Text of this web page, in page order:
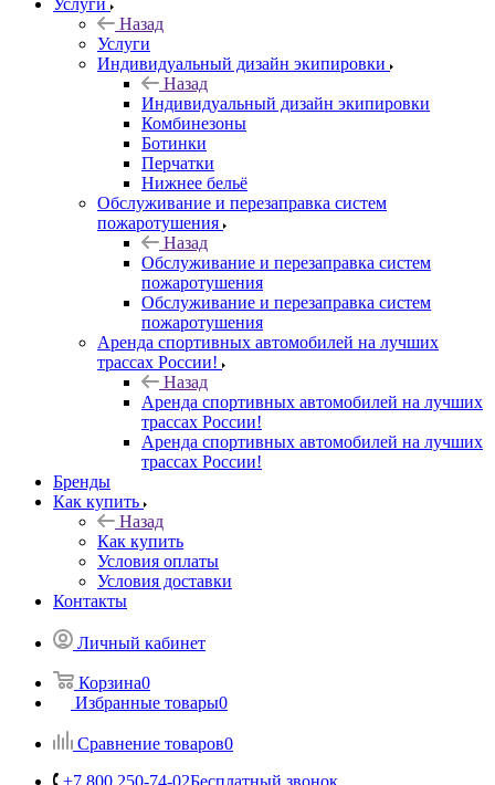
Услуги
Назад
Услуги
Индивидуальный дизайн экипировки
Назад
Индивидуальный дизайн экипировки
Комбинезоны
Ботинки
Перчатки
Нижнее бельё
Обслуживание и перезаправка систем
пожаротушения
Назад
Обслуживание и перезаправка систем
пожаротушения
Обслуживание и перезаправка систем
пожаротушения
Аренда спортивных автомобилей на лучших
трассах России!
Назад
Аренда спортивных автомобилей на лучших
трассах России!
Аренда спортивных автомобилей на лучших
трассах России!
Бренды
Как купить
Назад
Как купить
Условия оплаты
Условия доставки
Контакты
Личный кабинет
Корзина0
Избранные товары0
Сравнение товаров0
+7 800 250-74-02Бесплатный звонок